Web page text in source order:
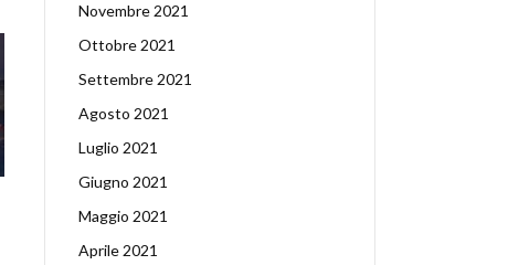
Novembre 2021
Ottobre 2021
Settembre 2021
Agosto 2021
Luglio 2021
Giugno 2021
Maggio 2021
Aprile 2021